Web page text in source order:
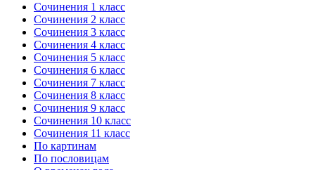
Сочинения 1 класс
Сочинения 2 класс
Сочинения 3 класс
Сочинения 4 класс
Сочинения 5 класс
Сочинения 6 класс
Сочинения 7 класс
Сочинения 8 класс
Сочинения 9 класс
Сочинения 10 класс
Сочинения 11 класс
По картинам
По пословицам